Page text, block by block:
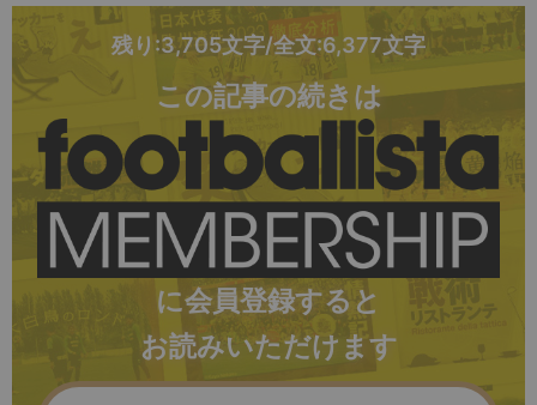
残り:3,705文字/全文:6,377文字
この記事の続きは
に会員登録すると
お読みいただけます